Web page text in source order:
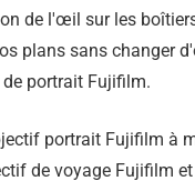
de l'œil sur les
plans sans changer
portrait Fujifilm.
portrait Fujifilm à
de voyage Fujifilm